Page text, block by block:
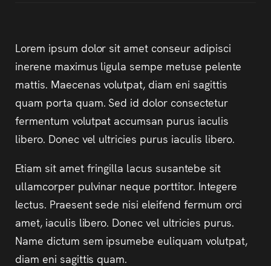
Lorem ipsum dolor sit amet conseur adipisci
inerene maximus ligula sempe metuse pelente
mattis. Maecenas volutpat, diam eni sagittis
quam porta quam. Sed id dolor consectetur
fermentum volutpat accumsan purus iaculis
libero. Donec vel ultricies purus iaculis libero.
Etiam sit amet fringilla lacus susantebe sit
ullamcorper pulvinar neque porttitor. Integere
lectus. Praesent sede nisi eleifend fermum orci
amet, iaculis libero. Donec vel ultricies purus.
Name dictum sem ipsumebe euliquam volutpat,
diam eni sagittis quam.